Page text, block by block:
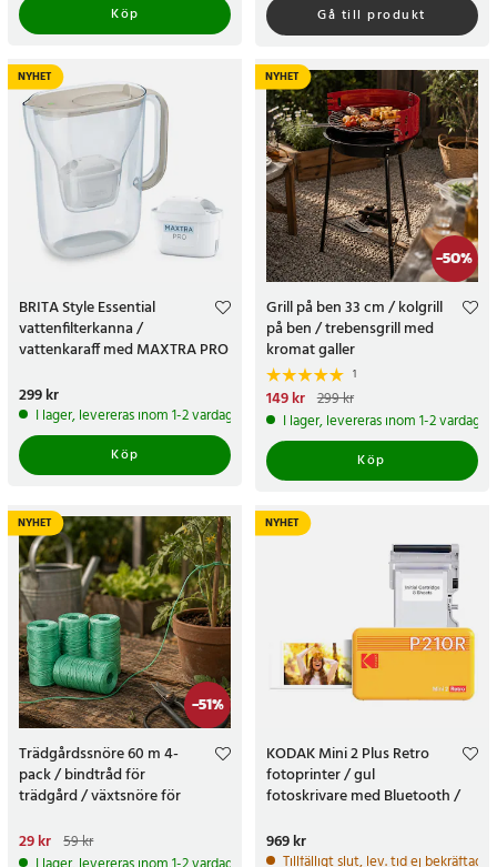
Köp Gå till produkt
NYHET
BRITA Style Essential
vattenfilterkanna /
vattenkaraff med MAXTRA PRO
liter
Pris:299 kr
299 kr
I lager, levereras inom 1-2 vardagar
Köp
-50%
NYHET
Grill på ben 33 cm / kolgrill
på ben / trebensgrill med
kromat galler
1
Nuvarande pris
pris:299 kr
149 kr 299 kr
I lager, levereras inom 1-2 vardagar
Köp
-51%
NYHET
Trädgårdssnöre 60 m 4-
pack / bindtråd för
trädgård / växtsnöre för
Nuvarande pris
pris:59 kr
29 kr 59 kr
NYHET
KODAK Mini 2 Plus Retro
fotoprinter / gul
fotoskrivare med Bluetooth /
Android
Pris:969 kr
969 kr
Tillfälligt slut, lev. tid ej bekräftad.